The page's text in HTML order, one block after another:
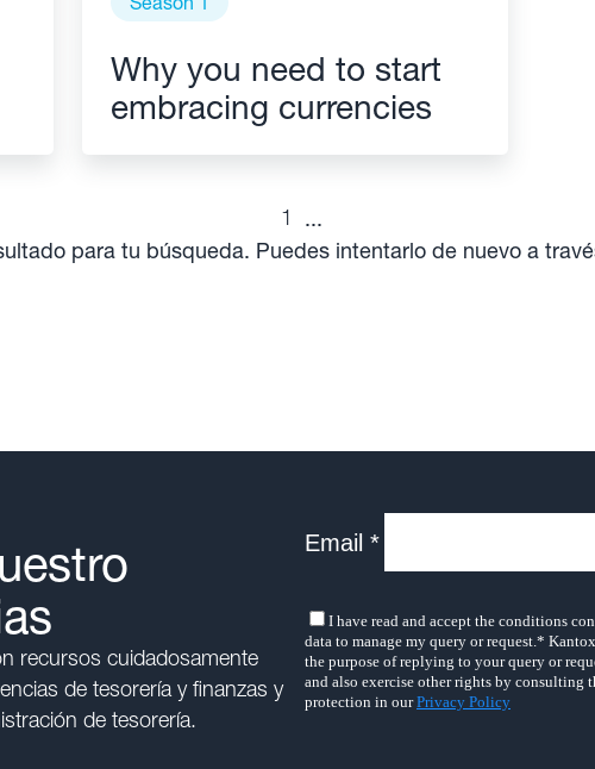
Why you need to start
embracing currencies
1
...
para tu búsqueda. Puedes intentarlo de nuevo a
recursos cuidadosamente
de tesorería y finanzas y
de tesorería.